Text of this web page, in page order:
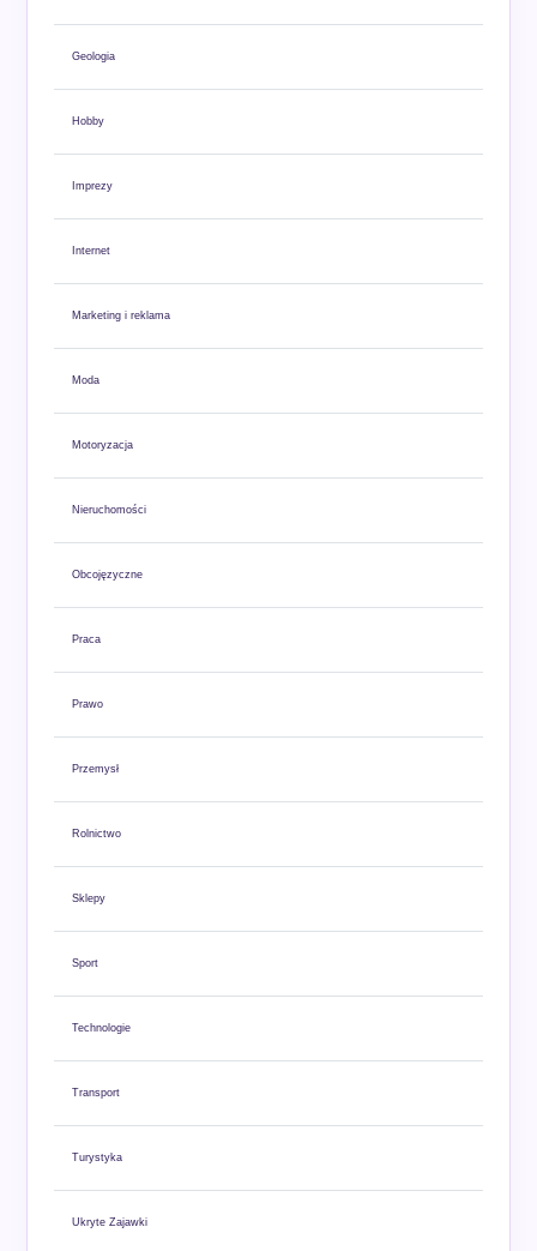
Geologia
Hobby
Imprezy
Internet
Marketing i reklama
Moda
Motoryzacja
Nieruchomości
Obcojęzyczne
Praca
Prawo
Przemysł
Rolnictwo
Sklepy
Sport
Technologie
Transport
Turystyka
Ukryte Zajawki